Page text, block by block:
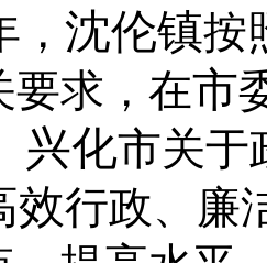
， 沈伦镇按
要求，在市
兴化市关于
效行政、廉